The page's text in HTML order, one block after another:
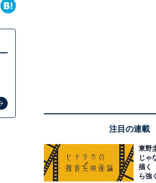
注目の連載
東野
じゃ
描く
ら強